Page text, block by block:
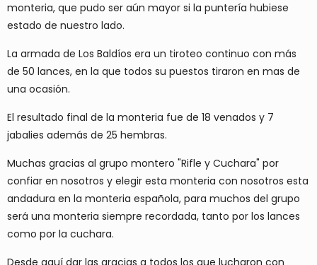
monteria, que pudo ser aún mayor si la puntería hubiese
estado de nuestro lado.
La armada de Los Baldíos era un tiroteo continuo con más
de 50 lances, en la que todos su puestos tiraron en mas de
una ocasión.
El resultado final de la monteria fue de 18 venados y 7
jabalies además de 25 hembras.
Muchas gracias al grupo montero "Rifle y Cuchara" por
confiar en nosotros y elegir esta monteria con nosotros esta
andadura en la monteria española, para muchos del grupo
será una monteria siempre recordada, tanto por los lances
como por la cuchara.